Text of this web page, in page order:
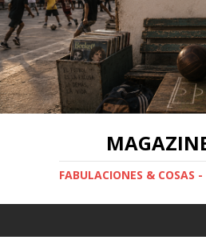
FABULACIONES & COSAS